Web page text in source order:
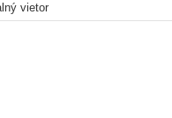
vietor